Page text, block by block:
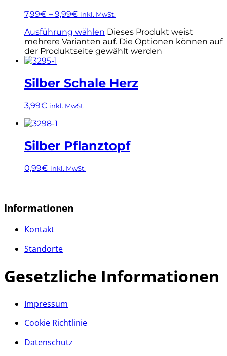
7,99€ – 9,99€ inkl. MwSt.
Ausführung wählen Dieses Produkt weist
mehrere Varianten auf. Die Optionen können auf
der Produktseite gewählt werden
Silber Schale Herz
3,99€ inkl. MwSt.
Silber Pflanztopf
0,99€ inkl. MwSt.
Informationen
Kontakt
Standorte
Gesetzliche Informationen
Impressum
Cookie Richtlinie
Datenschutz